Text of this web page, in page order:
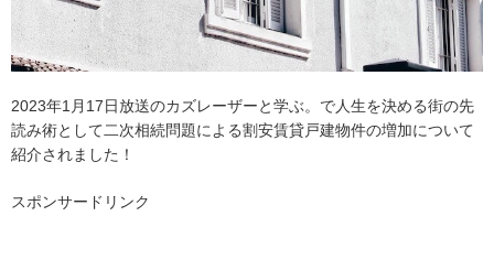
2023年1月17日放送のカズレーザーと学ぶ。で人生を決める街の先
読み術として二次相続問題による割安賃貸戸建物件の増加について
紹介されました！
スポンサードリンク